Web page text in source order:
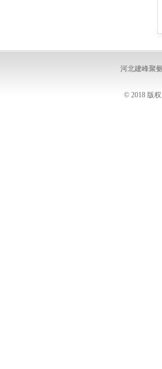
河北建峰聚
© 2018 版